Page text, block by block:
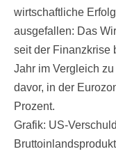
wirtschaftliche
ausgefallen: Das
seit der Finanzkrise
Jahr im Vergleich
davor, in der
Prozent.
Grafik: US-